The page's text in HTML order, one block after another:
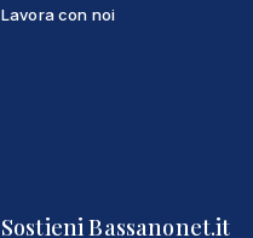
Lavora con noi
Sostieni Bassanonet.it